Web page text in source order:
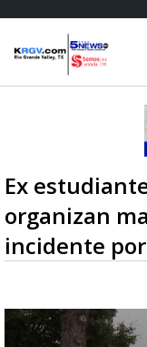
Ex
organizan
incidente